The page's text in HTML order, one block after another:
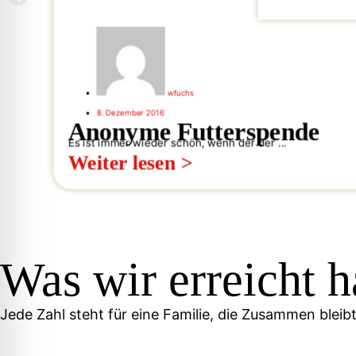
wfuchs
8. Dezember 2016
Anonyme Futterspende
Es ist immer wieder schön, wenn der der ...
Weiter lesen >
Was wir erreicht
Jede Zahl steht für eine Familie, die Zusammen bleibt